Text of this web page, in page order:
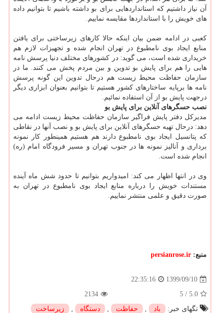
آن نیاز داشتیم که استانداردهایی برای بو داشته باشیم تا بتوانیم داده
های خویش را با استانداردها مقایسه نماییم.
کعبی در ادامه ضمن بیان اینکه حالا کارهای زیرساختی برای یافتن
منابع ایجاد بوی نامطبوع در تهران انجام شده و تجهیزات لازم هم
خریداری شده است، می گوید: در کشورهای مختلف دنیا پرسش نامه
هایی را هم برای پایش بو تدوین و بین مردم پخش می کنند. ما در
سازمان حفاظت محیط زیست هم درحال تدوین این گونه پرسش
نامه ها برپایه ساختارهای کشور هستیم تا بتوانیم بعنوان ابزاری دیگر
درجهت پایش بو از آن استفاده نمائیم.
نصب حسگرهای آنلاین برای پایش بو
مدیرکل دفتر پایش فراگیر سازمان حفاظت محیط زیست ادامه می
دهد: درحال تهیه حسگرهای آنلاین برای پایش بو و نصب آنها در نقاطی
که پتانسیل ایجاد بوی نامطبوع دارند هم هستیم همینطور کار نمونه
برداری و آنالیز نمونه ها در جنوب تهران و مسیر فرودگاه امام (ره)
انجام شده است.
وی در انتها اظهار می کند: امیدواریم بتوانیم تا حدود شش ماه آینده
مستندات خویش را درباره منابع ایجاد بوی نامطبوع در تهران به
صورت دقیق و علمی منتشر نماییم.
منبع: persianrose.ir
1399/09/10
22:35:16
5.0
/
5
2134
تگهای خبر:
باد , حفاظت , دستگاه , زیرساخت